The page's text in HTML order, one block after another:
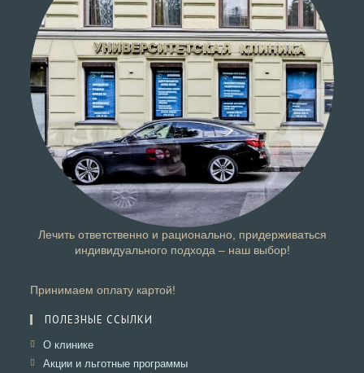
Лечить ответственно и рационально, придерживаться
индивидуального подхода – наш выбор!
Принимаем оплату картой!
ПОЛЕЗНЫЕ ССЫЛКИ
О клиникеОткроется
в
Акции и льготные программыОткроется